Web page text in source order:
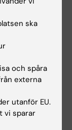
ska
och spåra
externa
utanför EU.
vi sparar